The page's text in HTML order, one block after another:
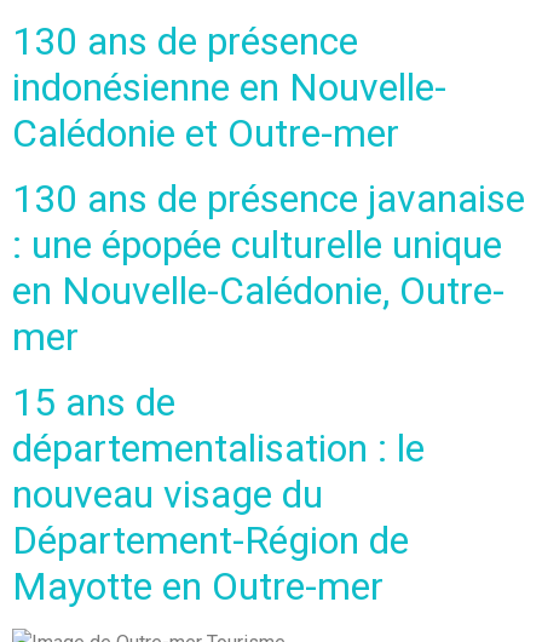
130 ans de présence
indonésienne en Nouvelle-
Calédonie et Outre-mer
130 ans de présence javanaise
: une épopée culturelle unique
en Nouvelle-Calédonie, Outre-
mer
15 ans de
départementalisation : le
nouveau visage du
Département-Région de
Mayotte en Outre-mer